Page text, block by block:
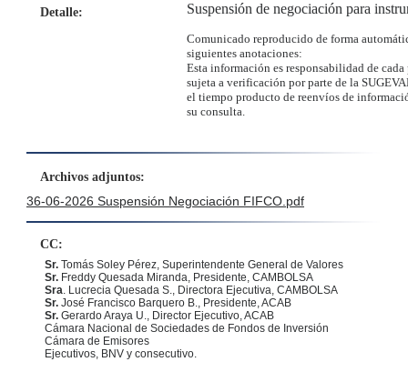
Detalle:
Suspensión de negociación para
Comunicado reproducido de forma
siguientes anotaciones:
Esta información es responsabilidad de
sujeta a verificación por parte de la
el tiempo producto de reenvíos de
su consulta.
Archivos adjuntos:
36-06-2026 Suspensión Negociación FIFCO.pdf
CC:
Sr. Tomás Soley Pérez, Superintendente General de Valores
Sr. Freddy Quesada Miranda, Presidente, CAMBOLSA
Sra. Lucrecia Quesada S., Directora Ejecutiva, CAMBOLSA
Sr. José Francisco Barquero B., Presidente, ACAB
Sr. Gerardo Araya U., Director Ejecutivo, ACAB
Cámara Nacional de Sociedades de Fondos de Inversión
Cámara de Emisores
Ejecutivos, BNV y consecutivo.